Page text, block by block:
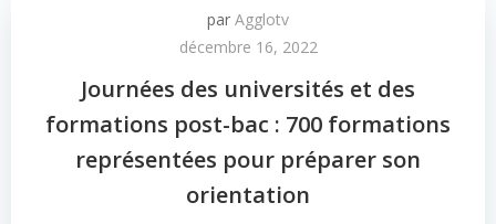
par Agglotv
décembre 16, 2022
Journées des universités et des
formations post-bac : 700 formations
représentées pour préparer son
orientation